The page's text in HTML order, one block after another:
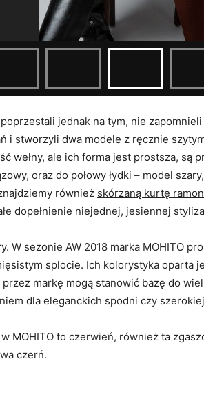
jednak na tym, nie
i stworzyli dwa modele z ręcznie
wełny, ale ich forma jest prostsza, są
oraz do połowy łydki – model
również skórzaną kurtę
dopełnienie niejednej, jesiennej
W sezonie AW 2018 marka MOHITO
splocie. Ich kolorystyka oparta
markę mogą stanowić bazę do
dla eleganckich spodni czy
MOHITO to czerwień, również ta
czerń.